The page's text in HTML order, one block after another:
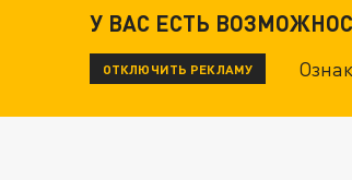
ОПЛЕУХА МАСКУ. "ПОРА
ДАНЯ С ДАШЕЙ СПАСЛИСЬ
У ВАС ЕСТЬ
ОТКЛЮЧИТЬ РЕКЛАМУ